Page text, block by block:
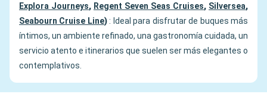
Explora Journeys, Regent Seven Seas Cruises, Silversea,
Seabourn Cruise Line): Ideal para disfrutar de buques más
íntimos, un ambiente refinado, una gastronomía cuidada, un
servicio atento e itinerarios que suelen ser más elegantes o
contemplativos.